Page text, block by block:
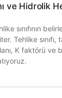
ve Hidrolik
sınıfının
Tehlike sınıfı,
K faktörü ve